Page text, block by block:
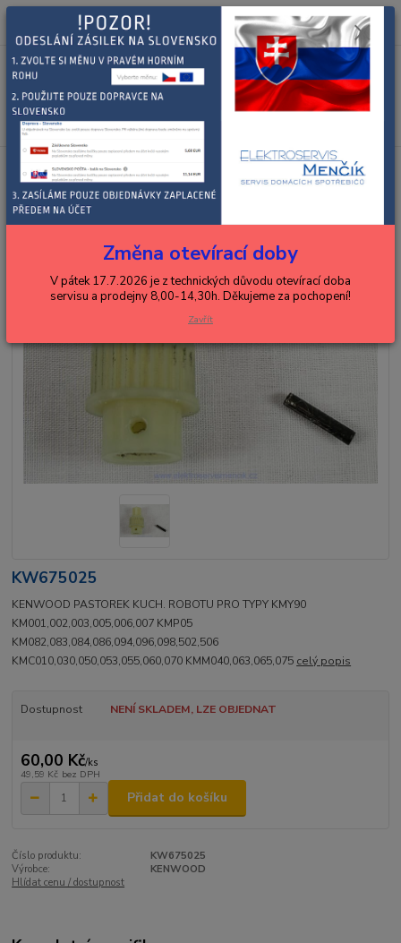
Menu
+420 602 288 130
(Po-Pá, 8-15 hod.)
0ks
za0,00 Kč
KENWOOD
KENWOOD PASTOREK
KW675025
KENWOOD PASTOREK KUCH. ROBOTU PRO TYPY KMY90
KM001,002,003,005,006,007 KMP05
KM082,083,084,086,094,096,098,502,506
KMC010,030,050,053,055,060,070 KMM040,063,065,075 celý popis
Dostupnost NENÍ SKLADEM, LZE OBJEDNAT
60,00 Kč/ks
49,59 Kč bez DPH
Přidat do košíku
Číslo produktu:
KW675025
Výrobce:
KENWOOD
Hlídat cenu / dostupnost
Změna otevírací doby
V pátek 17.7.2026 je z technických důvodu otevírací doba
servisu a prodejny 8,00-14,30h. Děkujeme za pochopení!
Zavřít